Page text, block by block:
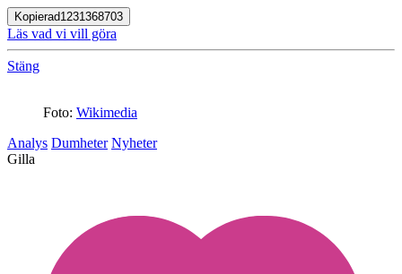
Kopierad1231368703
Läs vad vi vill göra
Stäng
Foto: Wikimedia
Analys Dumheter Nyheter
Gilla